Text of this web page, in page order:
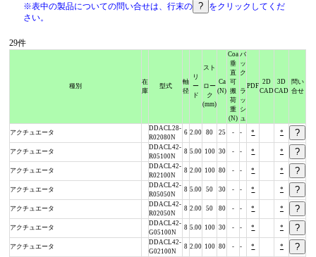
※表中の製品についての問い合せは、行末の
をクリックしてくだ
さい。
29件
種別
在
庫
型式
軸
径
リ
ー
ド
スト
ロー
ク
(mm)
Ca
(N)
Coa
垂
直
可
搬
荷
重
(N)
バ
ッ
ク
ラ
ッ
シ
ュ
PDF
2D
CAD
3D
CAD
問い
合せ
アクチュエータ
DDACL28-
R02080N
6 2.00 80 25 - - * *
アクチュエータ
DDACL42-
R05100N
8 5.00 100 30 - - * *
アクチュエータ
DDACL42-
R02100N
8 2.00 100 80 - - * *
アクチュエータ
DDACL42-
R05050N
8 5.00 50 30 - - * *
アクチュエータ
DDACL42-
R02050N
8 2.00 50 80 - - * *
アクチュエータ
DDACL42-
G05100N
8 5.00 100 30 - - * *
アクチュエータ
DDACL42-
G02100N
8 2.00 100 80 - - * *